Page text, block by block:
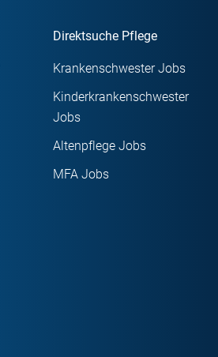
Direktsuche Pflege
Krankenschwester Jobs
Kinderkrankenschwester
Jobs
Altenpflege Jobs
MFA Jobs